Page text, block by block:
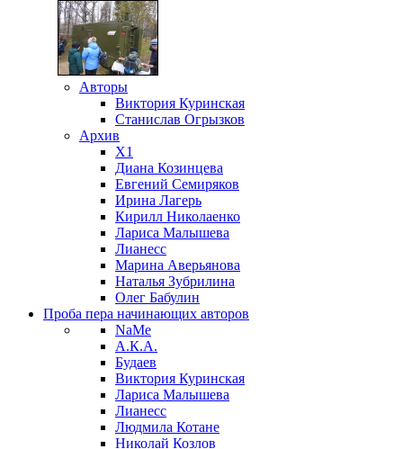
Авторы
Виктория Куринская
Станислав Огрызков
Архив
X1
Диана Козинцева
Евгений Семиряков
Ирина Лагерь
Кирилл Николаенко
Лариса Малышева
Лианесс
Марина Аверьянова
Наталья Зубрилина
Олег Бабулин
Проба пера начинающих авторов
NaMe
А.К.А.
Будаев
Виктория Куринская
Лариса Малышева
Лианесс
Людмила Котане
Николай Козлов